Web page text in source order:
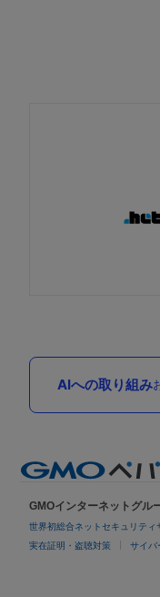
AIへの取り組み
GMOインターネットグル
世界初総合ネットセキュリティ
実在証明・盗聴対策 サイバ